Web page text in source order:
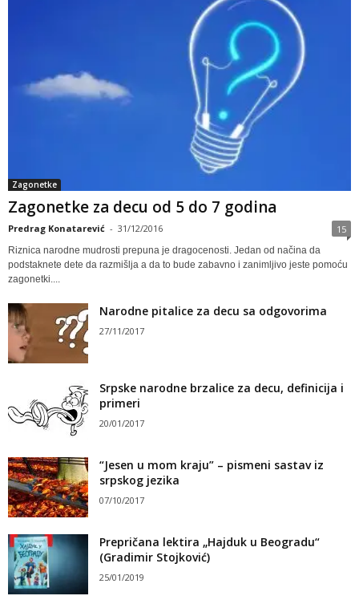
Zagonetke
Zagonetke za decu od 5 do 7 godina
Predrag Konatarević - 31/12/2016 15
Riznica narodne mudrosti prepuna je dragocenosti. Jedan od načina da
podstaknete dete da razmišlja a da to bude zabavno i zanimljivo jeste pomoću
zagonetki....
Narodne pitalice za decu sa odgovorima
27/11/2017
Srpske narodne brzalice za decu, definicija i
primeri
20/01/2017
“Jesen u mom kraju” – pismeni sastav iz
srpskog jezika
07/10/2017
Prepričana lektira „Hajduk u Beogradu“
(Gradimir Stojković)
25/01/2019